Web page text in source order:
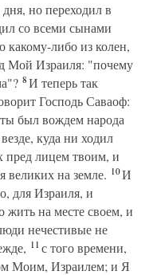
но переходил в
со всеми сынами
какому-либо из колен,
Мой Израиля: "почему
8И теперь так
Господь Саваоф:
ты был вождем народа
куда ни ходил
пред лицем твоим, и
великих на земле. 10И
для Израиля, и
жить на месте своем, и
нечестивые не
11с того времени,
Моим, Израилем; и Я